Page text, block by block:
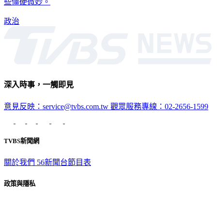
政治
深入時事，一觸即見
意見反映：service@tvbs.com.tw 觀眾服務專線：02-2656-1599
TVBS新聞網
關於我們 56新聞台節目表
政策與隱私